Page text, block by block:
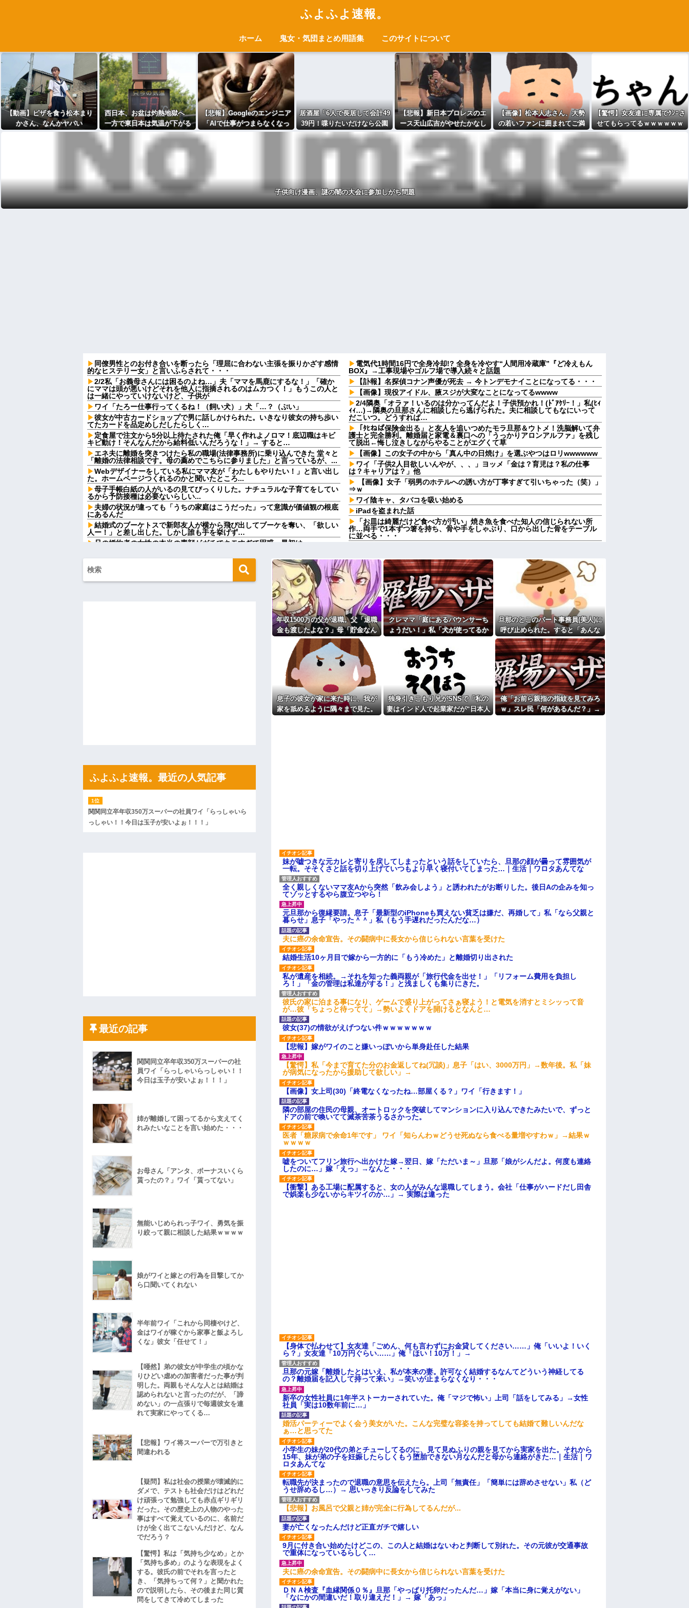
ふよふよ速報。
ホーム 鬼女・気団まとめ用語集 このサイトについて
【動画】ピザを食う松本まり
かさん、なんかヤバい
西日本、お盆は灼熱地獄へ
一方で東日本は気温が下がる
【悲報】Googleのエンジニア
「AIで仕事がつまらなくなっ
居酒屋「6人で長居して会計49
39円！喋りたいだけなら公園
に行ってくれ（怒」
【悲報】新日本プロレスのエ
ース天山広吉がやせたかなし
い姿になる
【画像】松本人志さん、大勢
の若いファンに囲まれてご満
悦・・・
【驚愕】女友達に専属でｸﾝﾆさ
せてもらってるｗｗｗｗｗｗ
子供向け漫画、謎の闇の大会に参加しがち問題
同僚男性とのお付き合いを断ったら「理屈に合わない主張を振りかざす感情
的なヒステリー女」と言いふらされて・・・
2/2私「お義母さんには困るのよね…」夫「ママを馬鹿にするな！」「確か
にママは頭が悪いけどそれを他人に指摘されるのはムカつく！」もうこの人と
は一緒にやっていけないけど、子供が
ワイ「たろー仕事行ってくるね！（飼い犬）」犬「…？（ぷい」
彼女が中古カードショップで男に話しかけられた。いきなり彼女の持ち歩い
てたカードを品定めしだしたらしく…
定食屋で注文から5分以上待たされた俺「早く作れよノロマ！底辺職はキビ
キビ動け！そんなんだから給料低いんだろうな！」→ すると…
エネ夫に離婚を突きつけたら私の職場(法律事務所)に乗り込んできた 堂々と
「離婚の法律相談です。母の薦めでこちらに参りました」と言っているが、...
Webデザイナーをしている私にママ友が「わたしもやりたい！」と言い出し
た。ホームページつくれるのかと聞いたところ...
母子手帳白紙の人がいるの見てびっくりした。ナチュラルな子育てをしてい
るから予防接種は必要ないらしい...
夫婦の状況が違っても「うちの家庭はこうだった」って意識が価値観の根底
にあるんだ
結婚式のブーケトスで新郎友人が横から飛び出してブーケを奪い、「欲しい
人ー！」と差し出した。しかし誰も手を挙げず…
兄の婚約者の女性の本当の素顔がガチでキモすぎて困惑。最初は....
ー」父「全部なくなったの！？」→予想外の返事に家族騒然となり…
【画像】タトゥーだらけの美人海鮮料理人、現る！！←コレはセクシー過ぎ
【速報】NHK職員が番組出演タレントから性被害！？←コレマジならヤバく
【画像】お前らこの超美人容疑者が、整形か否か判定して！！→画像がこち
ごつ盛り焼きそばとかいう年１くらいで無性に食いたくなるやつｗｗｗｗｗ
クレママ「庭にあるバウンサーちょうだい！」私「犬が使ってるから無理で
ハードオフに売っていた4万4000円のフィギュアがヤバすぎるｗｗｗｗｗｗ
私「ちょっと、人の家の金庫触らないでよ！」キチママ『そこに金庫があっ
たから、開けてみようとしただけ☆』義兄「泥は出てけ！二度と来るな！」結
私「初めて飲む味だけどなんのお茶？」彼「ちっ！」私「」
【ネット騒然】惨殺されたタワマン頂き女子のこの動画、すげえええええｗ
ｗｗｗｗｗｗｗｗｗｗ
【愕然】白のクラウン俺氏、高速道路左車線を制限速度で走った結果
wwwwwwwwwwww
百年の恋12-899 食べた量を張り合ってくる
【悲報】佐藤輝明・・・２軍でも盛大にやらかす←あまり悲しませないでく
電気代1時間16円で全身冷却!? 全身を冷やす“人間用冷蔵庫”『ど冷えもん
BOX』→工事現場やゴルフ場で導入続々と話題
【訃報】名探偵コナン声優が死去 → 今トンデモナイことになってる・・・
【画像】現役アイドル、腋スジが大変なことになってるwwww
2/4隣奥「オラァ！いるのは分かってんだよ！子供預かれ！(ﾄﾞｱｹﾘｰ！」私(ﾋｨ
ｨｨ…)→隣奥の旦那さんに相談したら逃げられた。夫に相談してもなにいって
だこいつ。どうすれば…
「ﾀﾋねば保険金出る」と友人を追いつめたモラ旦那＆ウトメ！洗脳解いて弁
護士と完全勝利。離婚届と家電＆裏口への「うっかりアロンアルファ」を残し
て脱出←悔し泣きしながらやることがエグくて草
【画像】この女子の中から「真ん中の日焼け」を選ぶやつはロリwwwwww
ワイ「子供2人目欲しいんやが、、、」ヨッメ「金は？育児は？私の仕事
は？キャリアは？」他
【画像】女子「弱男のホテルへの誘い方が丁寧すぎて引いちゃった（笑）」
⇒ｗ
ワイ陰キャ、タバコを吸い始める
iPadを盗まれた話
「お皿は綺麗だけど食べ方が汚い」焼き魚を食べた知人の信じられない所
作…両手で1本ずつ箸を持ち、骨や手をしゃぶり、口から出した骨をテーブル
に並べる・・・
が2人生まれたが...
高齢独身彼女無しなのが不思議ってよく言われるけど、女と人付き合いとか
めんどくさすぎる
うちとこの猫様、フロントライン（首の後ろに液体の薬たらすタイプ）する
と、もの凄く機嫌が悪くなるのですが、皆さんのところの猫様は如何ですか？
【再】
彼氏「俺の親は毒親。だから結婚しても一切関わらなくていい」私「うん」
彼氏「そのかわり俺もお前の親と一切関わらない。結婚の挨拶にも行かない」
私「えっ」
【動画】ショートスリーパー堀さん、対面で高須幹弥にキレる ← 睡眠は大
事だと話題
子どもが中学受験してる知り合い、たくさん受けさせてるけど合格したの通
えない距離の学校だけらしい
「俺の事好きだよね？」と頻繁に確認してくる旦那がうざい。結婚してもう
６年にもなるので流石にうんざり
【賛否両論】バツイチ子連れの私、彼氏が結婚を拒む理由がコレｗｗｗｗｗ
主な税金の成り立ちを調べてみたよ
年収1500万の父が退職。父「退職
金も渡したよな？」母「貯金なん
てないよー」父「全部なくなった
の！？」→予想外の返事に家族騒
然となり…
クレママ「庭にあるバウンサーち
ょうだい！」私「犬が使ってるか
からまさかの物音が…
旦那のとこのパート事務員(美人)に
呼び止められた。すると「あんな
物(昼食)を旦那さんに食べさせるな
んて信じられない！」と言い出
し...
息子の彼女が家に来た時に、我が
家を舐めるように隅々まで見た。
独身引きこもり兄がSNSで「私の
妻はインド人で起業家だが“日本人
俺「お前ら親指の指紋を見てみろ
ｗ」スレ民「何があるんだ？」→
妹が嘘つきな元カレと寄りを戻してしまったという話をしていたら、旦那の顔が曇って雰囲気が
一転。そそくさと話を切り上げていつもより早く寝付いてしまった…｜生活｜ワロタあんてな
全く親しくないママ友Aから突然「飲み会しよう」と誘われたがお断りした。後日Aの企みを知っ
てゾッとするやら腹立つやら！
元旦那から復縁要請。息子「最新型のiPhoneも買えない貧乏は嫌だ、再婚して」私「なら父親と
暮らせ」息子「やった＾＾」私（もう手遅れだったんだな…）
夫に癌の余命宣告。その闘病中に長女から信じられない言葉を受けた
結婚生活10ヶ月目で嫁から一方的に「もう冷めた」と離婚切り出された
私が遺産を相続。→それを知った義両親が「旅行代金を出せ！」「リフォーム費用を負担し
ろ！」「金の管理は私達がする！」と浅ましくも集りにきた。
彼氏の家に泊まる事になり、ゲームで盛り上がってさぁ寝よう！と電気を消すとミシッって音
が…彼「ちょっと待ってて」→勢いよくドアを開けるとなんと…
彼女(37)の情欲がえげつない件ｗｗｗｗｗｗｗ
【悲報】嫁がワイのこと嫌いっぽいから単身赴任した結果
【驚愕】私「今まで育てた分のお金返してね(冗談)」息子「はい、3000万円」→数年後。私「妹
が病気になったから援助して欲しい」→
【画像】女上司(30)「終電なくなったね…部屋くる？」ワイ「行きます！」
隣の部屋の住民の母親、オートロックを突破してマンションに入り込んできたみたいで、ずっと
ドアの前で喚いてて滅茶苦茶うるさかった。
医者「糖尿病で余命1年です」 ワイ「知らんわｗどうせ死ぬなら食べる量増やすわｗ」→結果ｗ
ｗｗｗｗ
嘘をついてフリン旅行へ出かけた嫁→翌日、嫁「ただいま～」旦那「娘がシんだよ。何度も連絡
したのに…」嫁「えっ」→なんと・・・
【衝撃】ある工場に配属すると、女の人がみんな退職してしまう。会社「仕事がハードだし田舎
で娯楽も少ないからキツイのか…」→ 実際は違った
【身体で払わせて】女友達「ごめん、何も言わずにお金貸してください……」俺「いいよ！いく
ら？」女友達「10万円ぐらい……」俺「ほい！10万！」→
旦那の元嫁「離婚したとはいえ、私が本来の妻。許可なく結婚するなんてどういう神経してる
の？離婚届を記入して持って来い」→笑いが止まらなくなり・・・
新卒の女性社員に1年半ストーカーされていた。俺「マジで怖い」上司「話をしてみる」→女性
社員「実は10数年前に…」
婚活パーティーでよく会う美女がいた。こんな完璧な容姿を持ってしても結婚て難しいんだな
ぁ…と思ってた
小学生の妹が20代の弟とチューしてるのに、見て見ぬふりの親を見てから実家を出た。それから
15年、妹が弟の子を妊娠したらしくもう堕胎できない月なんだと母から連絡がきた…｜生活｜ワ
ロタあんてな
転職先が決まったので退職の意思を伝えたら。上司「無責任」「簡単には辞めさせない」私（ど
うせ辞めるし…）→ 思いっきり反論をしてみた
【悲報】お風呂で父親と姉が完全に行為してるんだが...
妻が亡くなったんだけど正直ガチで嬉しい
9月に付き合い始めたけどこの、この人と結婚はないわと判断して別れた。その元彼が交通事故
で重体になっているらしく…
夫に癌の余命宣告。その闘病中に長女から信じられない言葉を受けた
ＤＮＡ検査『血縁関係０％』旦那「やっぱり托卵だったんだ…」嫁「本当に身に覚えがない」
「なにかの間違いだ！取り違えだ！」→ 嫁「あっ」
ふよふよ速報。最近の人気記事
関関同立卒年収350万スーパーの社員ワイ「らっしゃいら
っしゃい！！今日は玉子が安いよぉ！！！」
最近の記事
関関同立卒年収350万スーパーの社
員ワイ「らっしゃいらっしゃい！！
今日は玉子が安いよぉ！！！」
姉が離婚して困ってるから支えてく
れみたいなことを言い始めた・・・
お母さん「アンタ、ボーナスいくら
貰ったの？」ワイ「貰ってない」
無能いじめられっ子ワイ、勇気を振
り絞って親に相談した結果ｗｗｗｗ
娘がワイと嫁との行為を目撃してか
ら口聞いてくれない
半年前ワイ「これから同棲やけど、
金はワイが稼ぐから家事と飯よろし
くな」彼女「任せて！」
【唖然】弟の彼女が中学生の頃かな
りひどい虐めの加害者だった事が判
明した。両親もそんな人とは結婚は
認められないと言ったのだが、「諦
めない」の一点張りで毎週彼女を連
れて実家にやってくる…
【悲報】ワイ将スーパーで万引きと
間違われる
【疑問】私は社会の授業が壊滅的に
ダメで、テストも社会だけはどれだ
け頑張って勉強しても赤点ギリギリ
だった。その歴史上の人物のやった
事はすべて覚えているのに、名前だ
けが全く出てこないんだけど、なん
でだろう？
【驚愕】私は「気持ち少なめ」とか
「気持ち多め」のような表現をよく
する。彼氏の前でそれを言ったと
き、「気持ちって何？」と聞かれた
ので説明したら、その後また同じ質
問をしてきて冷めてしまった